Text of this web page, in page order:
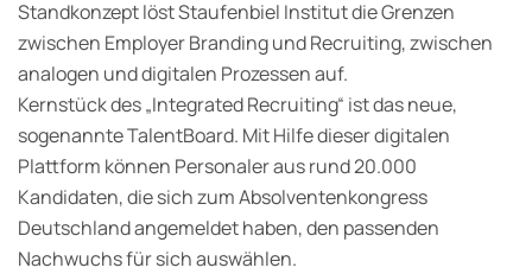
Standkonzept löst Staufenbiel Institut die Grenzen
zwischen Employer Branding und Recruiting, zwischen
analogen und digitalen Prozessen auf.
Kernstück des „Integrated Recruiting“ ist das neue,
sogenannte TalentBoard. Mit Hilfe dieser digitalen
Plattform können Personaler aus rund 20.000
Kandidaten, die sich zum Absolventenkongress
Deutschland angemeldet haben, den passenden
Nachwuchs für sich auswählen.